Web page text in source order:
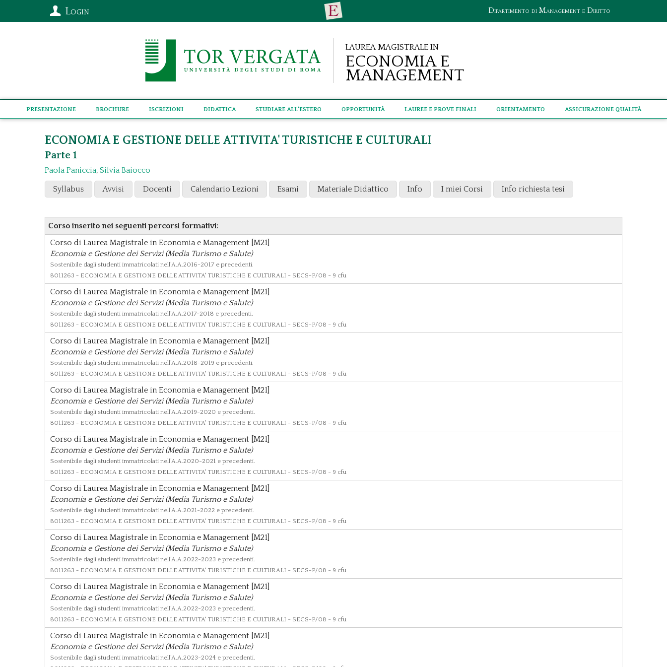
Dipartimento di Management e Diritto
Login
Laurea Magistrale in
Economia e
Management
Presentazione Brochure Iscrizioni Didattica Studiare all'estero Opportunità Lauree e Prove Finali Orientamento Assicurazione qualità
ECONOMIA E GESTIONE DELLE ATTIVITA' TURISTICHE E CULTURALI
Parte 1
Paola Paniccia, Silvia Baiocco
Syllabus Avvisi Docenti Calendario Lezioni Esami Materiale Didattico Info I miei Corsi Info richiesta tesi
Corso inserito nei seguenti percorsi formativi:
Corso di Laurea Magistrale in Economia e Management [M21]
Economia e Gestione dei Servizi (Media Turismo e Salute)
Sostenibile dagli studenti immatricolati nell'A.A.2016-2017 e precedenti.
8011263 - ECONOMIA E GESTIONE DELLE ATTIVITA' TURISTICHE E CULTURALI - SECS-P/08 - 9 cfu
Corso di Laurea Magistrale in Economia e Management [M21]
Economia e Gestione dei Servizi (Media Turismo e Salute)
Sostenibile dagli studenti immatricolati nell'A.A.2017-2018 e precedenti.
8011263 - ECONOMIA E GESTIONE DELLE ATTIVITA' TURISTICHE E CULTURALI - SECS-P/08 - 9 cfu
Corso di Laurea Magistrale in Economia e Management [M21]
Economia e Gestione dei Servizi (Media Turismo e Salute)
Sostenibile dagli studenti immatricolati nell'A.A.2018-2019 e precedenti.
8011263 - ECONOMIA E GESTIONE DELLE ATTIVITA' TURISTICHE E CULTURALI - SECS-P/08 - 9 cfu
Corso di Laurea Magistrale in Economia e Management [M21]
Economia e Gestione dei Servizi (Media Turismo e Salute)
Sostenibile dagli studenti immatricolati nell'A.A.2019-2020 e precedenti.
8011263 - ECONOMIA E GESTIONE DELLE ATTIVITA' TURISTICHE E CULTURALI - SECS-P/08 - 9 cfu
Corso di Laurea Magistrale in Economia e Management [M21]
Economia e Gestione dei Servizi (Media Turismo e Salute)
Sostenibile dagli studenti immatricolati nell'A.A.2020-2021 e precedenti.
8011263 - ECONOMIA E GESTIONE DELLE ATTIVITA' TURISTICHE E CULTURALI - SECS-P/08 - 9 cfu
Corso di Laurea Magistrale in Economia e Management [M21]
Economia e Gestione dei Servizi (Media Turismo e Salute)
Sostenibile dagli studenti immatricolati nell'A.A.2021-2022 e precedenti.
8011263 - ECONOMIA E GESTIONE DELLE ATTIVITA' TURISTICHE E CULTURALI - SECS-P/08 - 9 cfu
Corso di Laurea Magistrale in Economia e Management [M21]
Economia e Gestione dei Servizi (Media Turismo e Salute)
Sostenibile dagli studenti immatricolati nell'A.A.2022-2023 e precedenti.
8011263 - ECONOMIA E GESTIONE DELLE ATTIVITA' TURISTICHE E CULTURALI - SECS-P/08 - 9 cfu
Corso di Laurea Magistrale in Economia e Management [M21]
Economia e Gestione dei Servizi (Media Turismo e Salute)
Sostenibile dagli studenti immatricolati nell'A.A.2022-2023 e precedenti.
8011263 - ECONOMIA E GESTIONE DELLE ATTIVITA' TURISTICHE E CULTURALI - SECS-P/08 - 9 cfu
Corso di Laurea Magistrale in Economia e Management [M21]
Economia e Gestione dei Servizi (Media Turismo e Salute)
Sostenibile dagli studenti immatricolati nell'A.A.2023-2024 e precedenti.